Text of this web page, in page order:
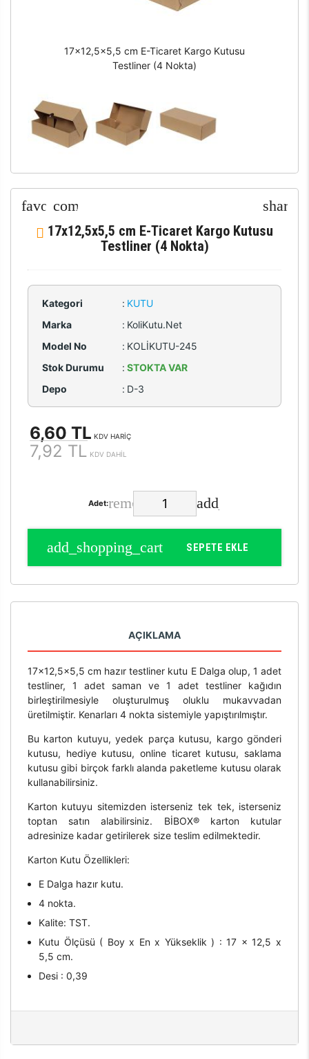
17x12,5x5,5 cm E-Ticaret Kargo Kutusu
Testliner (4 Nokta)
17x12,5x5,5 cm E-Ticaret Kargo Kutusu
Testliner (4 Nokta)
Kategori : KUTU
Marka
: KoliKutu.Net
Model No
: KOLİKUTU-245
Stok Durumu
: STOKTA VAR
Depo
: D-3
6,60 TL KDV HARİÇ
7,92 TL KDV DAHİL
Adet:
SEPETE EKLE
AÇIKLAMA
17x12,5x5,5 cm hazır testliner kutu E Dalga olup, 1 adet
testliner, 1 adet saman ve 1 adet testliner kağıdın
birleştirilmesiyle oluşturulmuş oluklu mukavvadan
üretilmiştir. Kenarları 4 nokta sistemiyle yapıştırılmıştır.
Bu karton kutuyu, yedek parça kutusu, kargo gönderi
kutusu, hediye kutusu, online ticaret kutusu, saklama
kutusu gibi birçok farklı alanda paketleme kutusu olarak
kullanabilirsiniz.
Karton kutuyu sitemizden isterseniz tek tek, isterseniz
toptan satın alabilirsiniz. BİBOX® karton kutular
adresinize kadar getirilerek size teslim edilmektedir.
Karton Kutu Özellikleri:
E Dalga hazır kutu.
4 nokta.
Kalite: TST.
Kutu Ölçüsü ( Boy x En x Yükseklik ) : 17 x 12,5 x
5,5 cm.
Desi : 0,39